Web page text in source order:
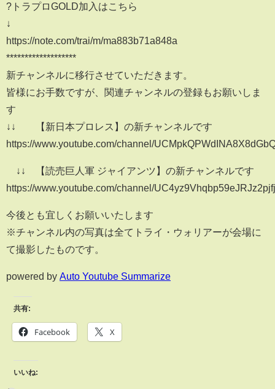
?トラプロGOLD加入はこちら
↓
https://note.com/trai/m/ma883b71a848a
*******************
新チャンネルに移行させていただきます。
皆様にお手数ですが、関連チャンネルの登録もお願いしま
す
↓↓ 【新日本プロレス】の新チャンネルです
https://www.youtube.com/channel/
↓↓ 【読売巨人軍 ジャイアンツ】の新チャンネルです
https://www.youtube.com/channel/
今後とも宜しくお願いいたします
※チャンネル内の写真は全てトライ・ウォリアーが会場に
て撮影したものです。
powered by Auto Youtube Summarize
共有:
Facebook X
いいね: